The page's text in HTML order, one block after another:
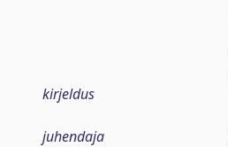
kirjeldus
juhendaja